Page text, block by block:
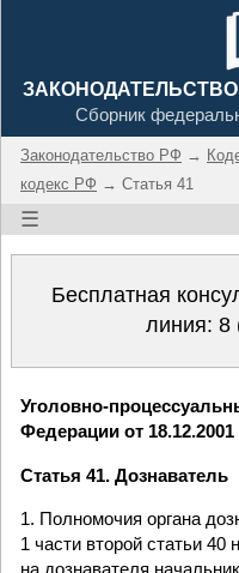
Сборник
Законодательство РФ →
кодекс РФ → Статья 41
☰
Бесплатная
линия: 8
Уголовно-
Федерации от
Статья 41. Дознаватель
1. Полномочия органа
1 части второй статьи 40
на дознавателя